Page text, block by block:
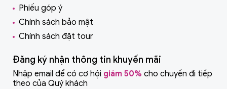
Phiếu góp ý
Chính sách bảo mật
Chính sách đặt tour
Đăng ký nhận thông tin khuyến mãi
Nhập email để có cơ hội giảm 50% cho chuyến đi tiếp
theo của Quý khách